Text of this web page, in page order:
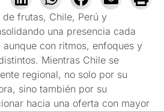
frutas, Chile, Perú y
una presencia cada
con ritmos, enfoques y
Mientras Chile se
regional, no solo por su
sino también por su
hacia una oferta con mayor